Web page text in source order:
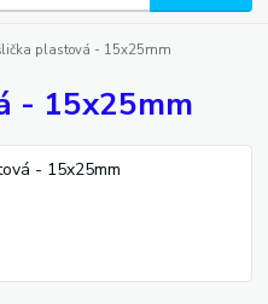
plastová - 15x25mm
- 15x25mm